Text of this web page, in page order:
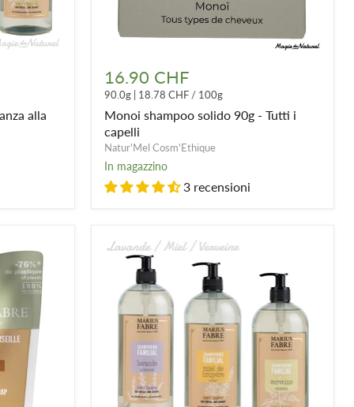
alla
shampoo
solido
90g
-
Tutti
i
capelli
16.90 CHF
90.0g| 18.78 CHF/ 100g
Monoi shampoo solido 90g - Tutti i
capelli
Natur'Mel Cosm'Ethique
In magazzino
3 recensioni